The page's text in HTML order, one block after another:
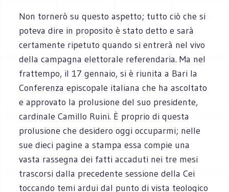
Non tornerò su questo aspetto; tutto ciò che si
poteva dire in proposito è stato detto e sarà
certamente ripetuto quando si entrerà nel vivo
della campagna elettorale referendaria. Ma nel
frattempo, il 17 gennaio, si è riunita a Bari la
Conferenza episcopale italiana che ha ascoltato
e approvato la prolusione del suo presidente,
cardinale Camillo Ruini. È proprio di questa
prolusione che desidero oggi occuparmi; nelle
sue dieci pagine a stampa essa compie una
vasta rassegna dei fatti accaduti nei tre mesi
trascorsi dalla precedente sessione della Cei
toccando temi ardui dal punto di vista teologico